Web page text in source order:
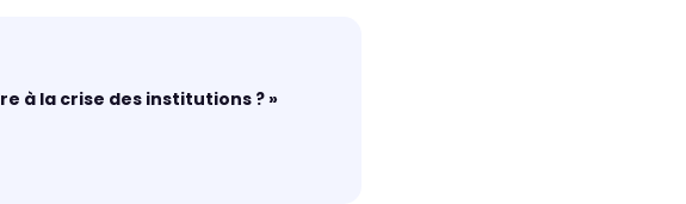
à la crise des institutions ? »